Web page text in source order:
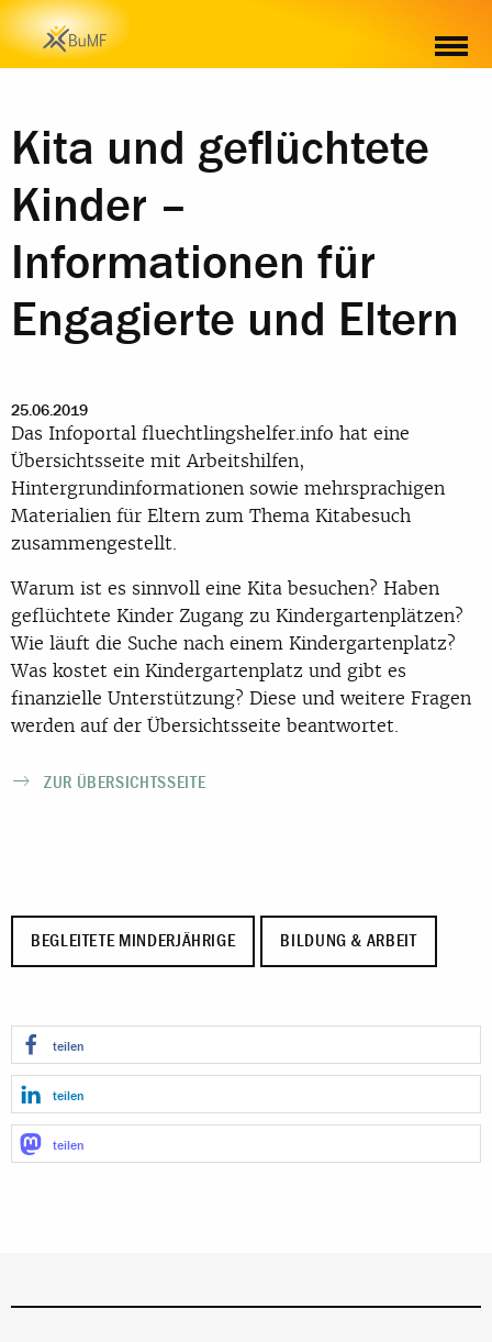
Kita und geflüchtete
Kinder –
Informationen für
Engagierte und Eltern
25.06.2019
Das Infoportal fluechtlingshelfer.info hat eine
Übersichtsseite mit Arbeitshilfen,
Hintergrundinformationen sowie mehrsprachigen
Materialien für Eltern zum Thema Kitabesuch
zusammengestellt.
Warum ist es sinnvoll eine Kita besuchen? Haben
geflüchtete Kinder Zugang zu Kindergartenplätzen?
Wie läuft die Suche nach einem Kindergartenplatz?
Was kostet ein Kindergartenplatz und gibt es
finanzielle Unterstützung? Diese und weitere Fragen
werden auf der Übersichtsseite beantwortet.
ZUR ÜBERSICHTSSEITE
BEGLEITETE MINDERJÄHRIGE BILDUNG & ARBEIT
teilen
teilen
teilen